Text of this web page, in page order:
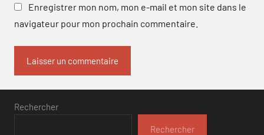
Enregistrer mon nom, mon e-mail et mon site dans le
navigateur pour mon prochain commentaire.
Rechercher
Rechercher